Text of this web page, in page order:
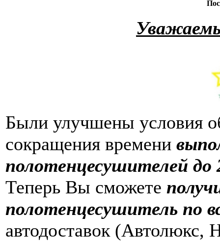
Были улучшены условия
сокращения времени
полотенцесушителей до
Теперь Вы сможете
полотенцесушитель по
автодоставок